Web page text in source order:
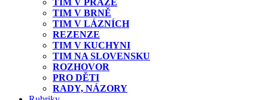
TIM V PRAZE
TIM V BRNĚ
TIM V LÁZNÍCH
REZENZE
TIM V KUCHYNI
TIM NA SLOVENSKU
ROZHOVOR
PRO DĚTI
RADY, NÁZORY